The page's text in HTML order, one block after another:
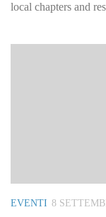
local chapters and
EVENTI 8